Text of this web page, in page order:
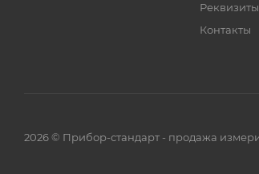
Реквизиты
Контакты
2026 © Прибор-стандарт - продажа